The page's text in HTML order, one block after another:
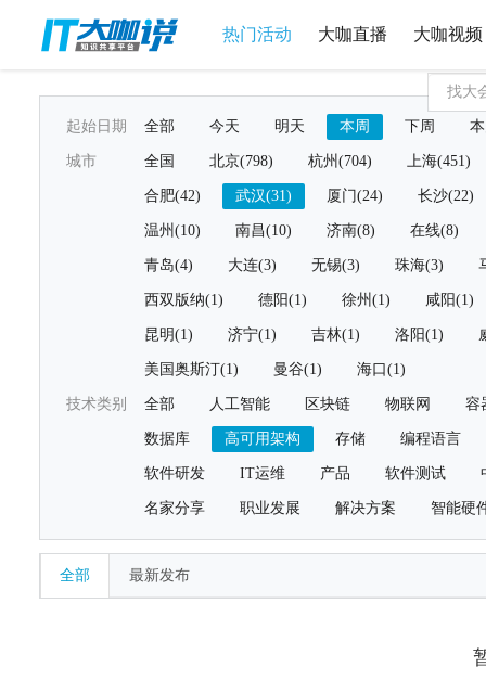
热门活动 大咖直播 大咖视频
起始日期 全部 今天 明天 本周 下周
城市 全国 北京(798) 杭州(704) 上海(451)
合肥(42) 武汉(31) 厦门(24) 长沙(22)
温州(10) 南昌(10) 济南(8) 在线(8)
青岛(4) 大连(3) 无锡(3) 珠海(3)
西双版纳(1) 德阳(1) 徐州(1) 咸阳(1)
昆明(1) 济宁(1) 吉林(1) 洛阳(1)
美国奥斯汀(1) 曼谷(1) 海口(1)
技术类别 全部 人工智能 区块链 物联网 容
数据库 高可用架构 存储 编程语言
软件研发 IT运维 产品 软件测试
名家分享 职业发展 解决方案 智能硬
全部 最新发布